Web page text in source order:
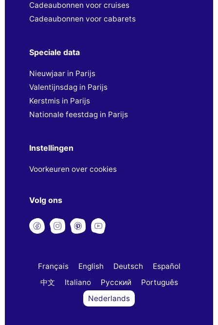
Cadeaubonnen voor cruises
Cadeaubonnen voor cabarets
Speciale data
Nieuwjaar in Parijs
Valentijnsdag in Parijs
Kerstmis in Parijs
Nationale feestdag in Parijs
Instellingen
Voorkeuren over cookies
Volg ons
Français English Deutsch
Español
中文
Italiano Русский
Português
Nederlands